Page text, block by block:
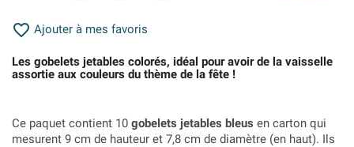
 Ajouter à mes favoris
Les gobelets jetables colorés, idéal pour avoir de la vaisselle
assortie aux couleurs du thème de la fête !
Ce paquet contient 10 gobelets jetables bleus en carton qui
mesurent 9 cm de hauteur et 7,8 cm de diamètre (en haut). Ils